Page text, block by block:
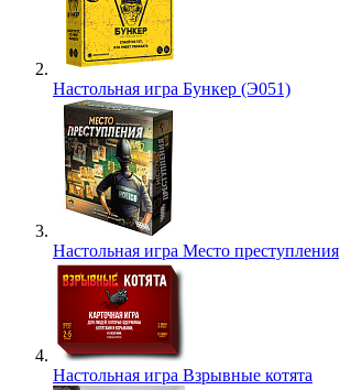
Настольная игра Бункер (Э051)
Настольная игра Место преступления
Настольная игра Взрывные котята